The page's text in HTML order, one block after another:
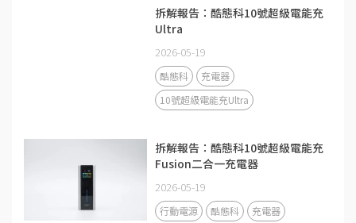
拆解報告：酷態科10號超級電能充
Ultra
2026-05-19
酷態科
充電器
10號超級電能充Ultra
拆解報告：酷態科10號超級電能充
Fusion二合一充電器
2026-05-19
行動電源 酷態科
充電器